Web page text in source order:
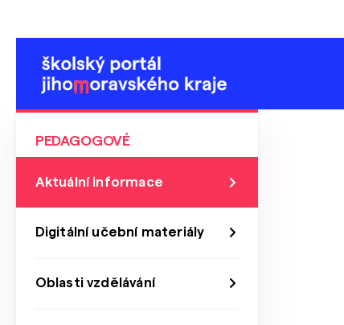
PEDAGOGOVÉ
Aktuální informace
Digitální učební materiály
Oblasti vzdělávání